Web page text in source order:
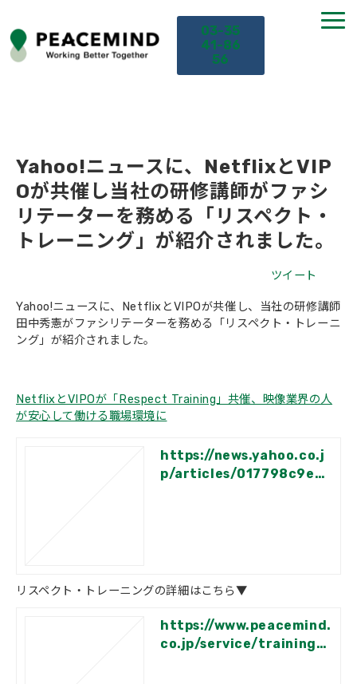
03-35
41-86
56
サービス
課題から探す
セミナー
導入事例
Yahoo!ニュースに、NetflixとVIP
Oが共催し当社の研修講師がファシ
リテーターを務める「リスペクト・
トレーニング」が紹介されました。
ツイート
Yahoo!ニュースに、NetflixとVIPOが共催し、当社の研修講師
田中秀憲がファシリテーターを務める「リスペクト・トレーニ
ング」が紹介されました。
NetflixとVIPOが「Respect Training」共催、映像業界の人
が安心して働ける職場環境に
https://news.yahoo.co.j
p/articles/017798c9ef0
リスペクト・トレーニングの詳細はこちら▼
https://www.peacemind.
co.jp/service/training/r